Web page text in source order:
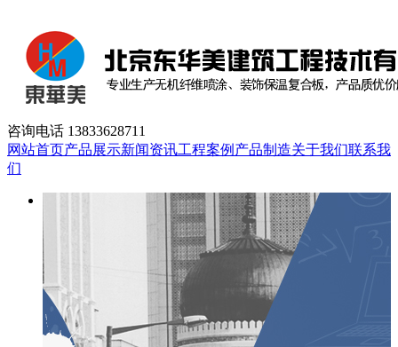
咨询电话 13833628711
网站首页产品展示新闻资讯工程案例 产品制造关于我们联系我
们